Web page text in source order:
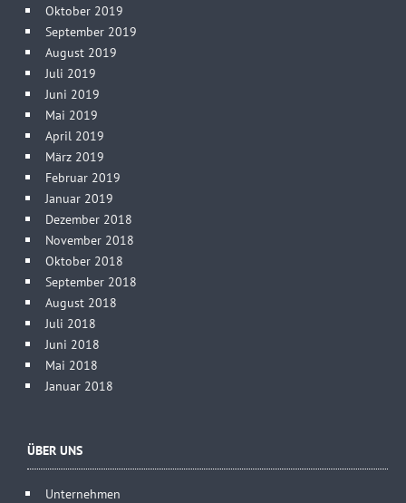
Oktober 2019
September 2019
August 2019
Juli 2019
Juni 2019
Mai 2019
April 2019
März 2019
Februar 2019
Januar 2019
Dezember 2018
November 2018
Oktober 2018
September 2018
August 2018
Juli 2018
Juni 2018
Mai 2018
Januar 2018
ÜBER UNS
Unternehmen